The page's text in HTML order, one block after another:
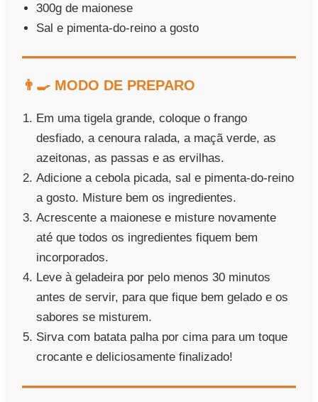
300g de maionese
Sal e pimenta-do-reino a gosto
👨‍🍳 MODO DE PREPARO
Em uma tigela grande, coloque o frango
desfiado, a cenoura ralada, a maçã verde, as
azeitonas, as passas e as ervilhas.
Adicione a cebola picada, sal e pimenta-do-reino
a gosto. Misture bem os ingredientes.
Acrescente a maionese e misture novamente
até que todos os ingredientes fiquem bem
incorporados.
Leve à geladeira por pelo menos 30 minutos
antes de servir, para que fique bem gelado e os
sabores se misturem.
Sirva com batata palha por cima para um toque
crocante e deliciosamente finalizado!